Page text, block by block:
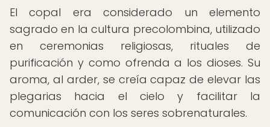
El copal era considerado un elemento
sagrado en la cultura precolombina, utilizado
en ceremonias religiosas, rituales de
purificación y como ofrenda a los dioses. Su
aroma, al arder, se creía capaz de elevar las
plegarias hacia el cielo y facilitar la
comunicación con los seres sobrenaturales.